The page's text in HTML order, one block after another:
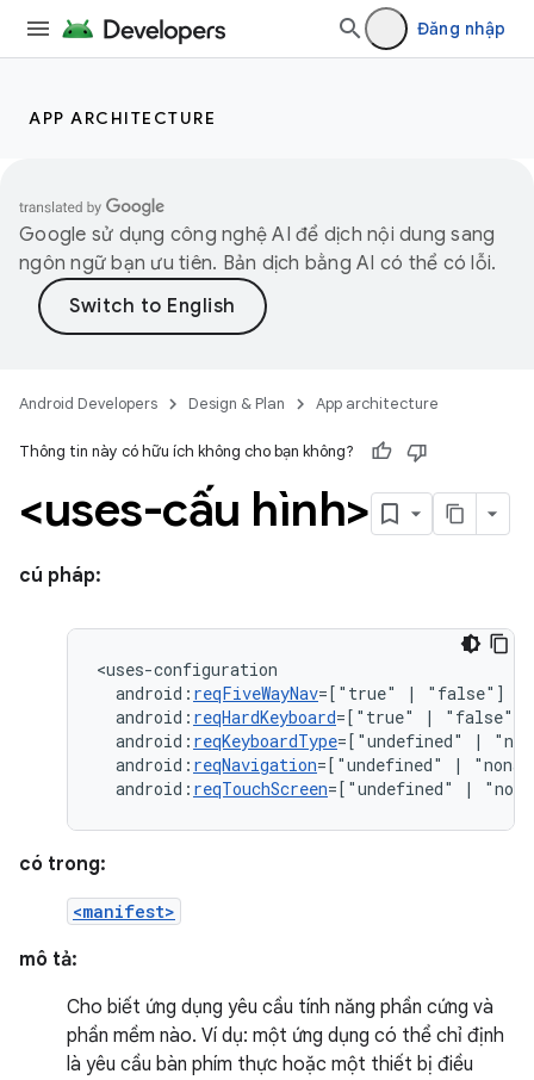
Đăng nhập
APP ARCHITECTURE
Google sử dụng công nghệ AI để dịch nội dung sang
ngôn ngữ bạn ưu tiên. Bản dịch bằng AI có thể có lỗi.
Android Developers Design & Plan App architecture
Thông tin này có hữu ích không cho bạn không?
<uses-cấu hình>
cú pháp:
android: reqFiveWayNav=["true" |
android: reqHardKeyboard=["true" |
android: reqKeyboardType=["undefined" |
android: reqNavigation=["undefined" |
android: reqTouchScreen=["undefined" |
có trong:
<manifest>
mô tả:
Cho biết ứng dụng yêu cầu tính năng phần cứng và
phần mềm nào. Ví dụ: một ứng dụng có thể chỉ định
là yêu cầu bàn phím thực hoặc một thiết bị điều